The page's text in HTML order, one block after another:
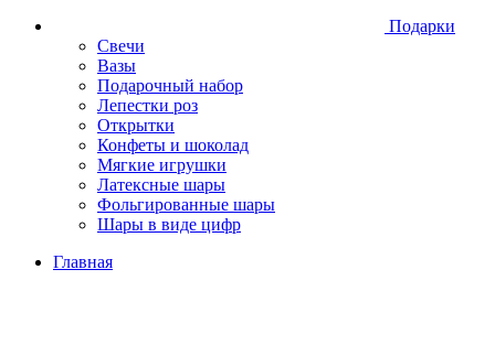
Подарки
Свечи
Вазы
Подарочный набор
Лепестки роз
Открытки
Конфеты и шоколад
Мягкие игрушки
Латексные шары
Фольгированные шары
Шары в виде цифр
Главная